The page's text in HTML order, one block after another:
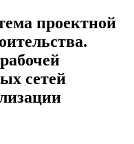
проектной
сетей